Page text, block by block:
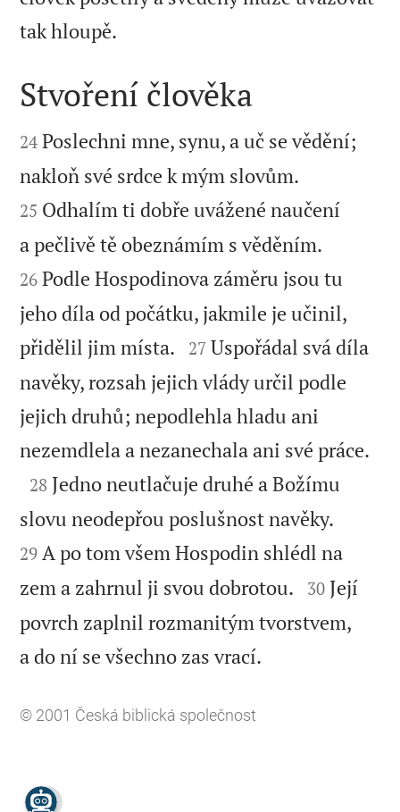
tak hloupě.

Stvoření člověka

24 Poslechni mne, synu, a uč se vědění;
nakloň své srdce k mým slovům.
25 Odhalím ti dobře uvážené naučení
a pečlivě tě obeznámím s věděním.
26 Podle Hospodinova záměru jsou tu
jeho díla od počátku, jakmile je učinil,
přidělil jim místa. 

27 Uspořádal svá díla
navěky, rozsah jejich vlády určil podle
jejich druhů; nepodlehla hladu ani
nezemdlela a nezanechala ani své práce.

28 Jedno neutlačuje druhé a Božímu
slovu neodepřou poslušnost navěky.
29 A po tom všem Hospodin shlédl na
zem a zahrnul ji svou dobrotou. 

30 Její
povrch zaplnil rozmanitým tvorstvem,
a do ní se všechno zas vrací.
© 2001 Česká biblická společnost